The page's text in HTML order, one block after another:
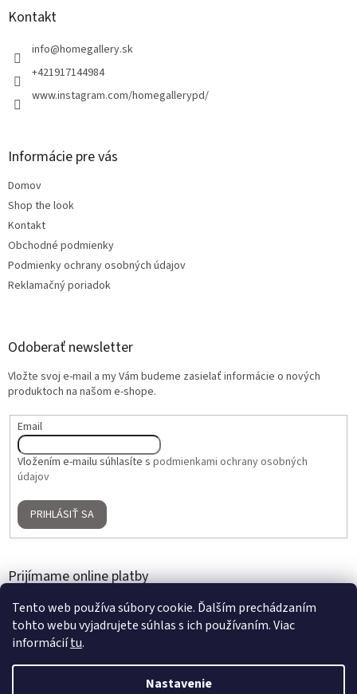
Tento web používa súbory cookie. Ďalším prechádzaním
tohto webu vyjadrujete súhlas s ich používaním. Viac
informáciítu.
Nastavenie
Kontakt
info@homegallery.sk
+421917144984
www.instagram.com/homegallerypd/
Informácie pre vás
Domov
Shop the look
Kontakt
Obchodné podmienky
Podmienky ochrany osobných údajov
Reklamačný poriadok
Odoberať newsletter
Vložte svoj e-mail a my Vám budeme zasielať informácie o nových
produktoch na našom e-shope.
Email
Vložením e-mailu súhlasíte s podmienkami ochrany osobných
údajov
PRIHLÁSIŤ SA
Prijímame online platby
Vytvoril Shoptet